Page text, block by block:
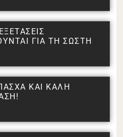
ΓΙΑ ΤΗ ΣΩΣΤΗ
ΚΑΙ ΚΑΛΗ